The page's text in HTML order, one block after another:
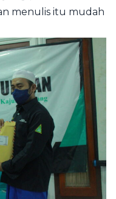
menulis itu mudah